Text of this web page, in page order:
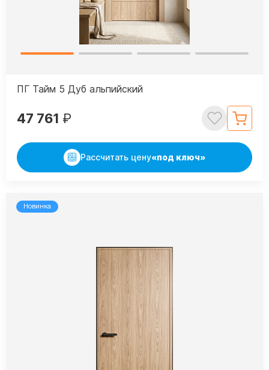
ПГ Тайм 5 Дуб альпийский
47 761 ₽
Рассчитать цену«под ключ»
Новинка